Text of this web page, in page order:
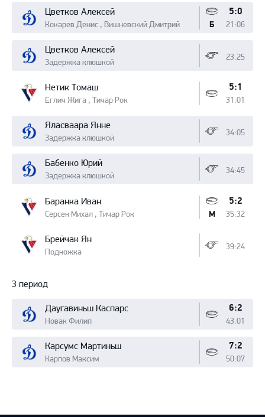
Цветков Алексей
Кокарев Денис , Вишневский Дмитрий
5:0
21:06
Б
Цветков Алексей
Задержка клюшкой
23:25
Нетик Томаш
Еглич Жига , Тичар Рок
5:1
31:01
Яласваара Янне
Задержка клюшкой
34:05
Бабенко Юрий
Задержка клюшкой
34:45
Баранка Иван
Серсен Михал , Тичар Рок
5:2
35:32
М
Брейчак Ян
Подножка
39:24
3 период
Даугавиньш Каспарс
Новак Филип
6:2
43:01
Карсумс Мартиньш
Карпов Максим
7:2
50:07